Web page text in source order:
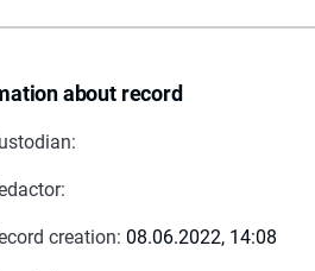
about record
creation: 08.06.2022, 14:08